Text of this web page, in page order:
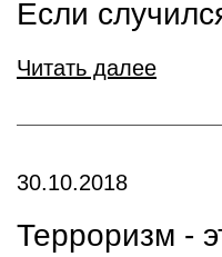
Если
Читать далее
30.10.2018
Терроризм -